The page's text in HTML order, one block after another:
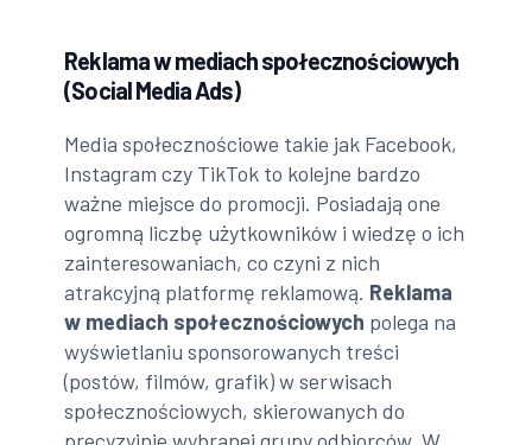
Reklama w mediach społecznościowych
(Social Media Ads)
Media społecznościowe takie jak Facebook,
Instagram czy TikTok to kolejne bardzo
ważne miejsce do promocji. Posiadają one
ogromną liczbę użytkowników i wiedzę o ich
zainteresowaniach, co czyni z nich
atrakcyjną platformę reklamową. Reklama
w mediach społecznościowych polega na
wyświetlaniu sponsorowanych treści
(postów, filmów, grafik) w serwisach
społecznościowych, skierowanych do